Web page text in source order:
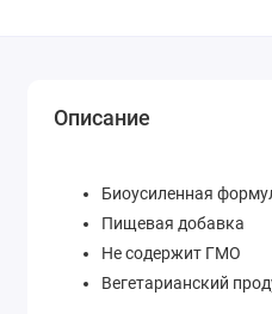
Описание
Биоусиленная
Пищевая добавка
Не содержит ГМО
Вегетарианский